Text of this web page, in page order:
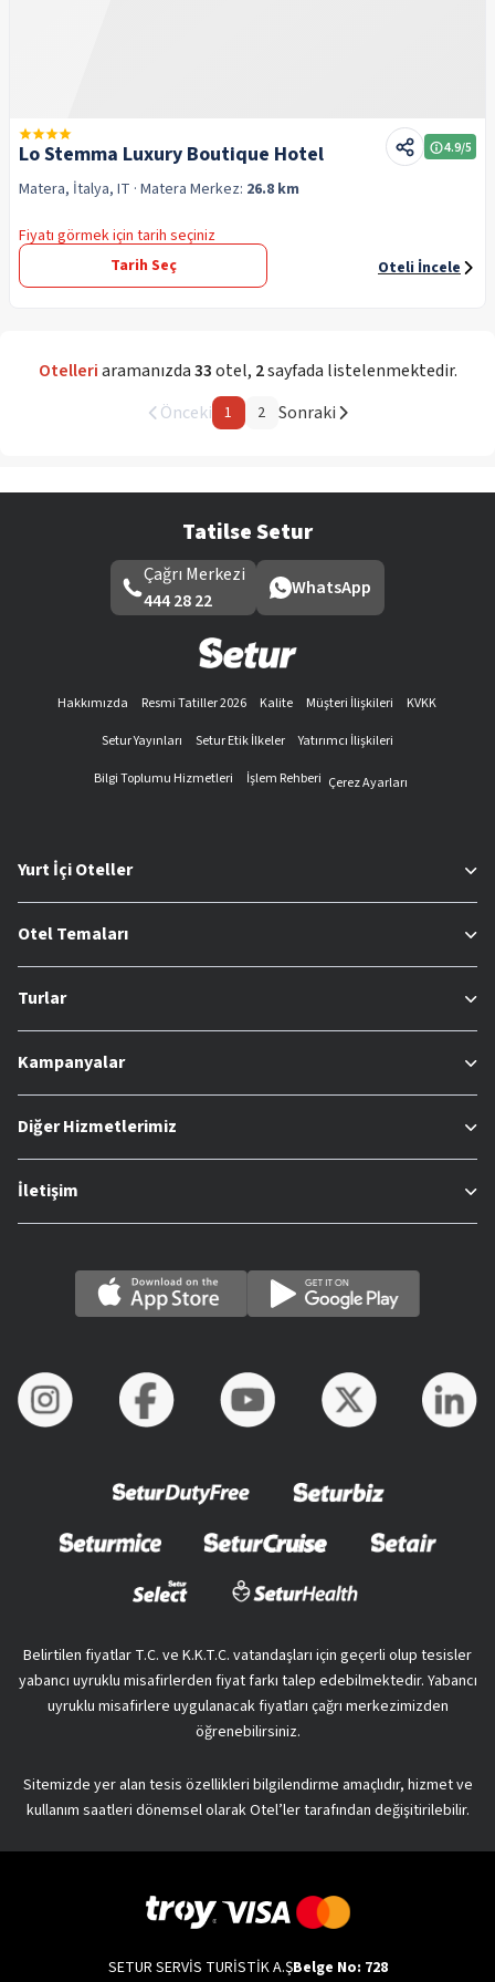
Lo Stemma Luxury Boutique Hotel 4.9/5
Matera, İtalya, IT · Matera Merkez: 26.8 km
Fiyatı görmek için tarih seçiniz
Tarih Seç
Oteli İncele
Otelleriaramanızda33otel, 2sayfada listelenmektedir.
Önceki 1 2 Sonraki
Tatilse Setur
Çağrı Merkezi
444 28 22
WhatsApp
Hakkımızda Resmi Tatiller 2026 Kalite Müşteri İlişkileri
KVKK
Setur Yayınları
Setur Etik İlkeler
Yatırımcı İlişkileri
Bilgi Toplumu Hizmetleri
İşlem Rehberi Çerez Ayarları
Yurt İçi Oteller
Otel Temaları
Turlar
Kampanyalar
Diğer Hizmetlerimiz
İletişim
Belirtilen fiyatlar T.C. ve K.K.T.C. vatandaşları için geçerli olup tesisler
yabancı uyruklu misafirlerden fiyat farkı talep edebilmektedir. Yabancı
uyruklu misafirlere uygulanacak fiyatları çağrı merkezimizden
öğrenebilirsiniz.
Sitemizde yer alan tesis özellikleri bilgilendirme amaçlıdır, hizmet ve
kullanım saatleri dönemsel olarak Otel’ler tarafından değişitirilebilir.
SETUR SERVİS TURİSTİK A.ŞBelge No: 728